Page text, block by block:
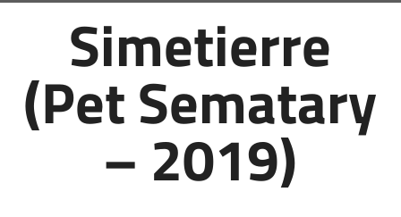
Simetierre
(Pet Sematary
– 2019)